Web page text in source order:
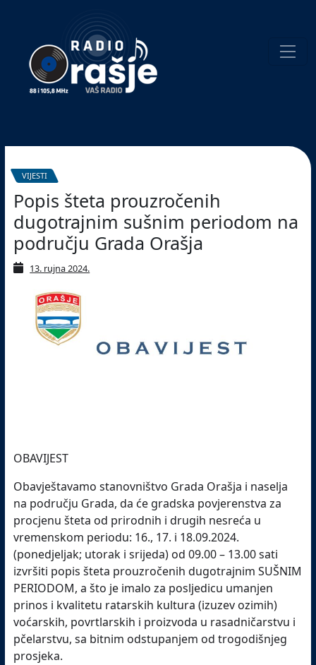
website!
VIJESTI
Popis šteta prouzročenih
dugotrajnim sušnim periodom na
području Grada Orašja
13. rujna 2024.
OBAVIJEST
Obavještavamo stanovništvo Grada Orašja i naselja
na području Grada, da će gradska povjerenstva za
procjenu šteta od prirodnih i drugih nesreća u
vremenskom periodu: 16., 17. i 18.09.2024.
(ponedjeljak; utorak i srijeda) od 09.00 – 13.00 sati
izvršiti popis šteta prouzročenih dugotrajnim SUŠNIM
PERIODOM, a što je imalo za posljedicu umanjen
prinos i kvalitetu ratarskih kultura (izuzev ozimih)
voćarskih, povrtlarskih i proizvoda u rasadničarstvu i
pčelarstvu, sa bitnim odstupanjem od trogodišnjeg
prosjeka.